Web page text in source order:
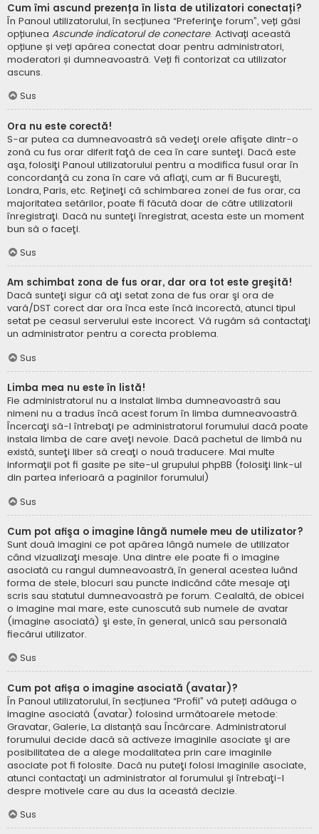
Cum îmi ascund prezența în lista de utilizatori conectați?
În Panoul utilizatorului, în secțiunea “Preferinţe forum”, veți găsi
opțiunea Ascunde indicatorul de conectare. Activați această
opțiune și veți apărea conectat doar pentru administratori,
moderatori și dumneavoastră. Veți fi contorizat ca utilizator
ascuns.
Sus
Ora nu este corectă!
S-ar putea ca dumneavoastră să vedeţi orele afişate dintr-o
zonă cu fus orar diferit faţă de cea în care sunteţi. Dacă este
aşa, folosiţi Panoul utilizatorului pentru a modifica fusul orar în
concordanţă cu zona în care vă aflaţi, cum ar fi Bucureşti,
Londra, Paris, etc. Reţineţi că schimbarea zonei de fus orar, ca
majoritatea setărilor, poate fi făcută doar de către utilizatorii
înregistraţi. Dacă nu sunteţi înregistrat, acesta este un moment
bun să o faceţi.
Sus
Am schimbat zona de fus orar, dar ora tot este greşită!
Dacă sunteţi sigur că aţi setat zona de fus orar şi ora de
vară/DST corect dar ora înca este încă incorectă, atunci tipul
setat pe ceasul serverului este incorect. Vă rugăm să contactaţi
un administrator pentru a corecta problema.
Sus
Limba mea nu este în listă!
Fie administratorul nu a instalat limba dumneavoastră sau
nimeni nu a tradus încă acest forum în limba dumneavoastră.
Încercaţi să-l întrebaţi pe administratorul forumului dacă poate
instala limba de care aveţi nevoie. Dacă pachetul de limbă nu
există, sunteţi liber să creaţi o nouă traducere. Mai multe
informaţii pot fi gasite pe site-ul grupului phpBB (folosiţi link-ul
din partea inferioară a paginilor forumului)
Sus
Cum pot afişa o imagine lângă numele meu de utilizator?
Sunt două imagini ce pot apărea lângă numele de utilizator
când vizualizaţi mesaje. Una dintre ele poate fi o imagine
asociată cu rangul dumneavoastră, în general acestea luând
forma de stele, blocuri sau puncte indicând câte mesaje aţi
scris sau statutul dumneavoastră pe forum. Cealaltă, de obicei
o imagine mai mare, este cunoscută sub numele de avatar
(imagine asociată) şi este, în general, unică sau personală
fiecărui utilizator.
Sus
Cum pot afișa o imagine asociată (avatar)?
În Panoul utilizatorului, în secțiunea “Profil” vă puteți adăuga o
imagine asociată (avatar) folosind următoarele metode:
Gravatar, Galerie, La distanță sau Încărcare. Administratorul
forumului decide dacă să activeze imaginile asociate şi are
posibilitatea de a alege modalitatea prin care imaginile
asociate pot fi folosite. Dacă nu puteţi folosi imaginile asociate,
atunci contactaţi un administrator al forumului şi întrebaţi-l
despre motivele care au dus la această decizie.
Sus